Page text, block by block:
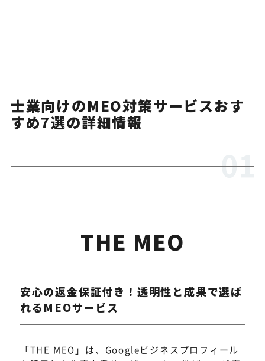
士業向けのMEO対策サービスおす
すめ7選の詳細情報
THE MEO
安心の返金保証付き！透明性と成果で選ば
れるMEOサービス
「THE MEO」は、Googleビジネスプロフィール